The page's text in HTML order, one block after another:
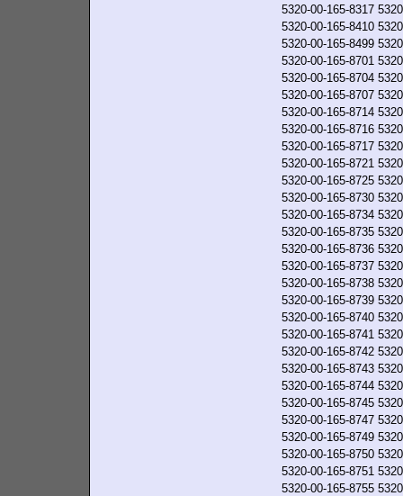
5320-00-165-8317
5320-00-165-8410
5320-00-165-8499
5320-00-165-8701
5320-00-165-8704
5320-00-165-8707
5320-00-165-8714
5320-00-165-8716
5320-00-165-8717
5320-00-165-8721
5320-00-165-8725
5320-00-165-8730
5320-00-165-8734
5320-00-165-8735
5320-00-165-8736
5320-00-165-8737
5320-00-165-8738
5320-00-165-8739
5320-00-165-8740
5320-00-165-8741
5320-00-165-8742
5320-00-165-8743
5320-00-165-8744
5320-00-165-8745
5320-00-165-8747
5320-00-165-8749
5320-00-165-8750
5320-00-165-8751
5320-00-165-8755